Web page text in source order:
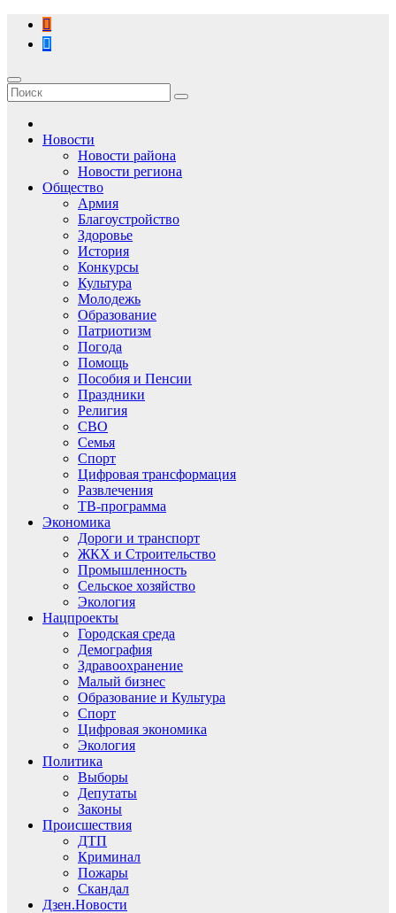
Перейти
содержимому
Новости
Новости района
Новости региона
Общество
Армия
Благоустройство
Здоровье
История
Конкурсы
Культура
Молодежь
Образование
Патриотизм
Погода
Помощь
Пособия и Пенсии
Праздники
Религия
СВО
Семья
Спорт
Цифровая трансформация
Развлечения
ТВ-программа
Экономика
Дороги и транспорт
ЖКХ и Строительство
Промышленность
Сельское хозяйство
Экология
Нацпроекты
Городская среда
Демография
Здравоохранение
Малый бизнес
Образование и Культура
Спорт
Цифровая экономика
Экология
Политика
Выборы
Депутаты
Законы
Происшествия
ДТП
Криминал
Пожары
Скандал
Дзен.Новости